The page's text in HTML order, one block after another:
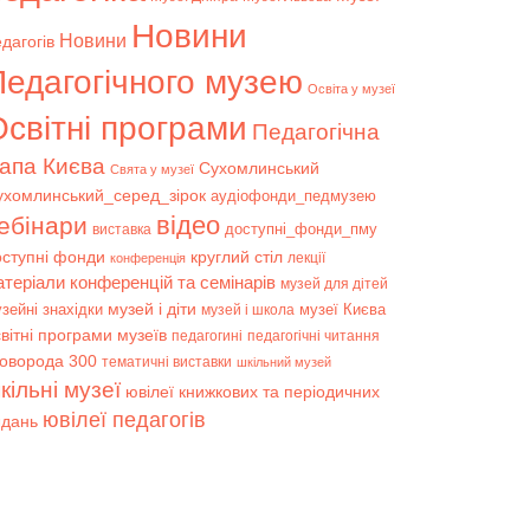
Новини Новини
музею Освіта у музеї
програми Педагогічна
Києва Свята у музеї Сухомлинський
аудіофонди_педмузею
виставка відео доступні_фонди_пму
фонди конференція круглий стіл лекції
конференцій та семінарів музей для дітей
знахідки музей і діти музей і школа музеї Києва
програми музеїв педагогині педагогічні читання
300 тематичні виставки шкільний музей
музеї ювілеї книжкових та періодичних
ювілеї педагогів